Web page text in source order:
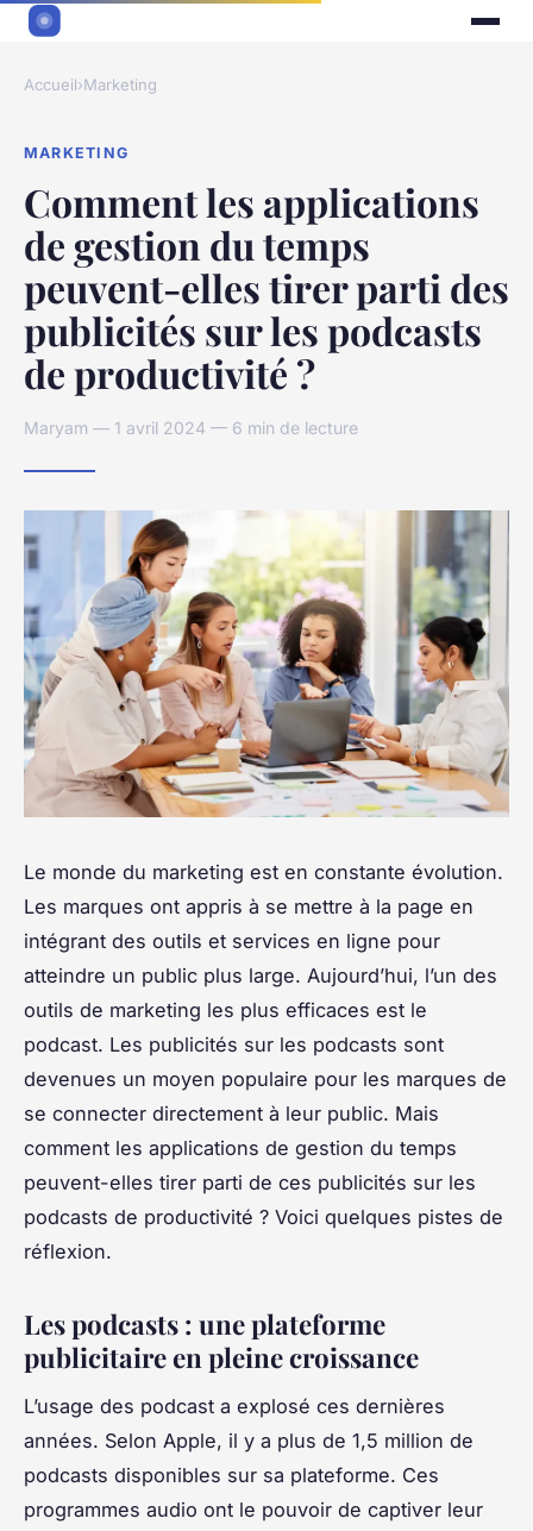
Accueil›Marketing
MARKETING
Comment les applications
de gestion du temps
peuvent-elles tirer parti des
publicités sur les podcasts
de productivité ?
Maryam — 1 avril 2024 — 6 min de lecture
Le monde du marketing est en constante évolution.
Les marques ont appris à se mettre à la page en
intégrant des outils et services en ligne pour
atteindre un public plus large. Aujourd’hui, l’un des
outils de marketing les plus efficaces est le
podcast. Les publicités sur les podcasts sont
devenues un moyen populaire pour les marques de
se connecter directement à leur public. Mais
comment les applications de gestion du temps
peuvent-elles tirer parti de ces publicités sur les
podcasts de productivité ? Voici quelques pistes de
réflexion.
Les podcasts : une plateforme
publicitaire en pleine croissance
L’usage des podcast a explosé ces dernières
années. Selon Apple, il y a plus de 1,5 million de
podcasts disponibles sur sa plateforme. Ces
programmes audio ont le pouvoir de captiver leur